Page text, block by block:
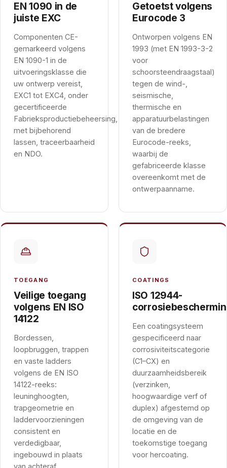
EN 1090 in de
juiste EXC
Componenten CE-
gemarkeerd volgens
EN 1090-1 in de
uitvoeringsklasse die
uw ontwerp vereist,
EXC1 tot EXC4, onder
gecertificeerde
Fabrieksproductiebeheersing,
met bijbehorend
lassen, traceerbaarheid
en NDO.
Getoetst volgens
Eurocode 3
Ontworpen volgens EN
1993 (met EN 1993-3-2
voor
schoorsteendraagstaal)
tegen de wind-,
seismische,
thermische en
apparatuurbelastingen
van de bredere
Eurocode-reeks,
waarbij de
gefabriceerde klasse
overeenkomt met de
ontwerpaanname.
TOEGANG
Veilige toegang
volgens EN ISO
14122
Bordessen,
loopbruggen, trappen
en vaste ladders
volgens de EN ISO
14122-reeks:
leuninghoogten,
trapgeometrie en
laddervoorzieningen
consistent en
verdedigbaar,
ingebouwd in plaats
van achteraf
COATINGS
ISO 12944-
Een coatingsysteem
gespecificeerd naar
corrosiviteitscategorie
(C1–CX) en
duurzaamheidsbereik
(verzinken,
hoogwaardige verf of
duplex) afgestemd op
de omgeving van de
locatie en de
toekomstige toegang
voor hercoating.